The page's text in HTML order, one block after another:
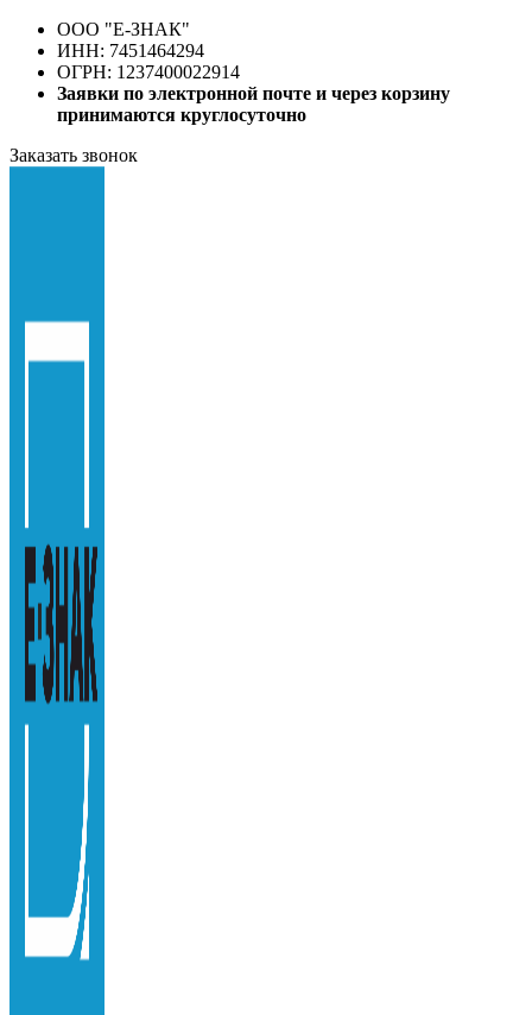
ООО "E-ЗНАК"
ИНН: 7451464294
ОГРН: 1237400022914
Заявки по электронной почте и через корзину
принимаются круглосуточно
Заказать звонок